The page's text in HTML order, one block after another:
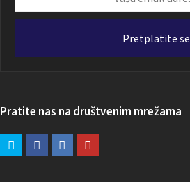
email
Pretplatite se
Pratite nas na društvenim mrežama